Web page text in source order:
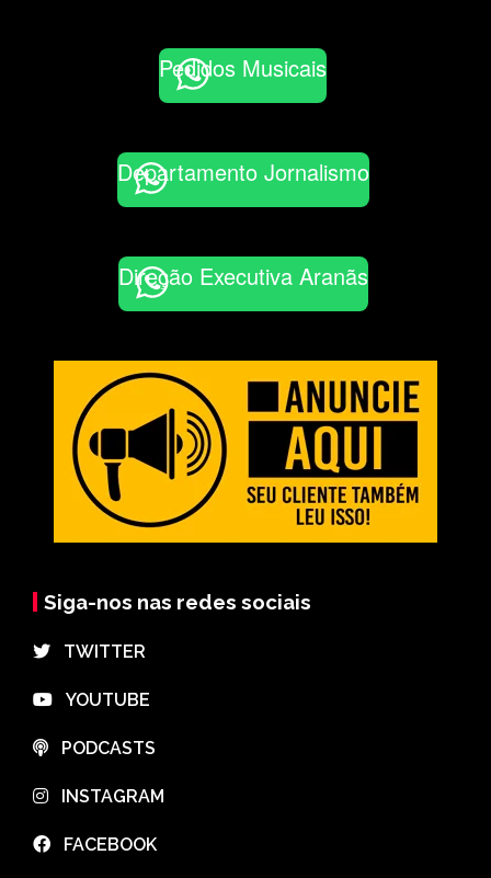
Pedidos Musicais
Departamento Jornalismo
Direção Executiva Aranãs
Siga-nos nas redes sociais
⠀TWITTER
⠀YOUTUBE
⠀PODCASTS
⠀INSTAGRAM
⠀FACEBOOK